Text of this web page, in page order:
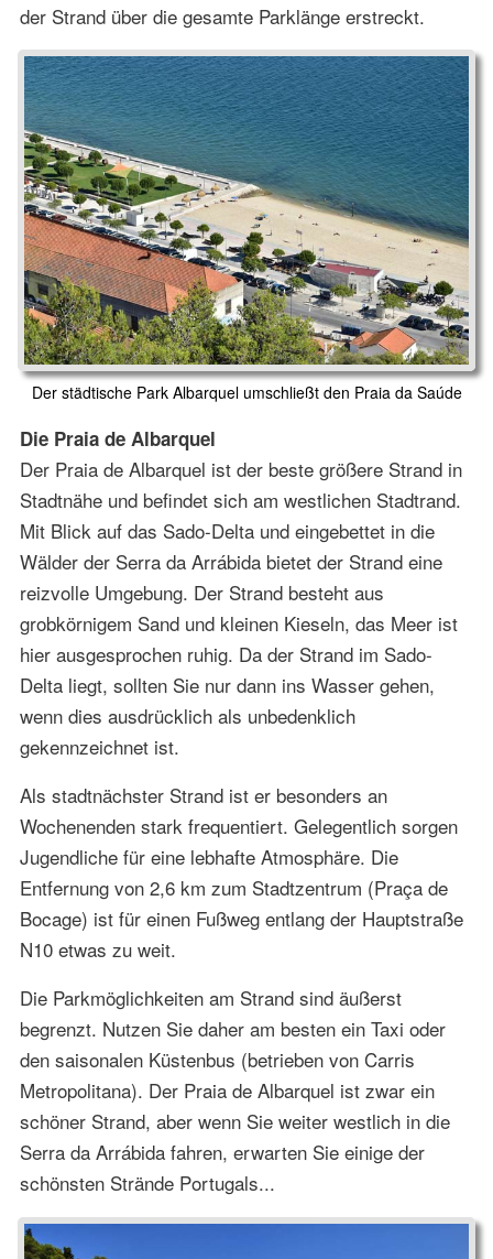
der Strand über die gesamte Parklänge erstreckt.
Der städtische Park Albarquel umschließt den Praia da Saúde
Die Praia de Albarquel
Der Praia de Albarquel ist der beste größere Strand in
Stadtnähe und befindet sich am westlichen Stadtrand.
Mit Blick auf das Sado-Delta und eingebettet in die
Wälder der Serra da Arrábida bietet der Strand eine
reizvolle Umgebung. Der Strand besteht aus
grobkörnigem Sand und kleinen Kieseln, das Meer ist
hier ausgesprochen ruhig. Da der Strand im Sado-
Delta liegt, sollten Sie nur dann ins Wasser gehen,
wenn dies ausdrücklich als unbedenklich
gekennzeichnet ist.
Als stadtnächster Strand ist er besonders an
Wochenenden stark frequentiert. Gelegentlich sorgen
Jugendliche für eine lebhafte Atmosphäre. Die
Entfernung von 2,6 km zum Stadtzentrum (Praça de
Bocage) ist für einen Fußweg entlang der Hauptstraße
N10 etwas zu weit.
Die Parkmöglichkeiten am Strand sind äußerst
begrenzt. Nutzen Sie daher am besten ein Taxi oder
den saisonalen Küstenbus (betrieben von Carris
Metropolitana). Der Praia de Albarquel ist zwar ein
schöner Strand, aber wenn Sie weiter westlich in die
Serra da Arrábida fahren, erwarten Sie einige der
schönsten Strände Portugals...